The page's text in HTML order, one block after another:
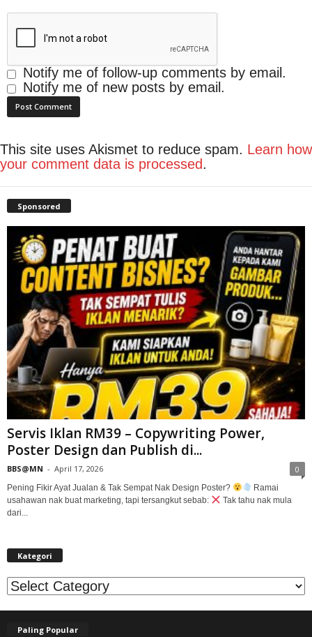
Notify me of follow-up comments by email.
Notify me of new posts by email.
This site uses Akismet to reduce spam. Learn how
your comment data is processed.
Sponsored
Servis Iklan RM39 – Copywriting Power,
Poster Design dan Publish di...
BBS@MN - April 17, 2026 0
Pening Fikir Ayat Jualan & Tak Sempat Nak Design Poster?
Ramai
usahawan nak buat marketing, tapi tersangkut sebab:
Tak tahu nak mula
dari...
Kategori
Kategori
Paling Popular